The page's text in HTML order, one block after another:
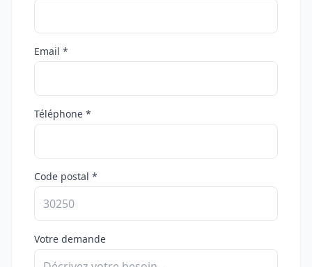
Email *
Téléphone *
Code postal *
Votre demande